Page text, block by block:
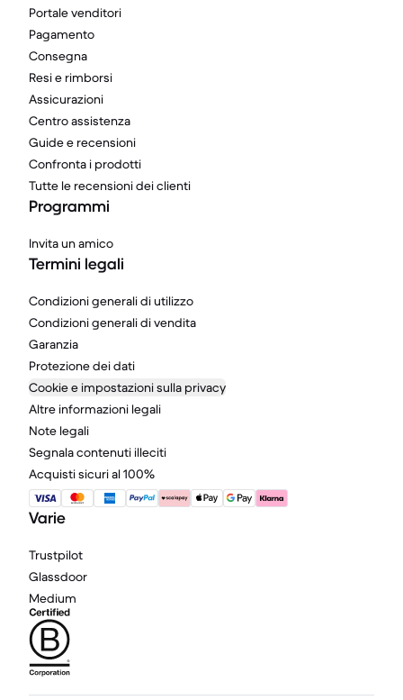
Portale venditori
Pagamento
Consegna
Resi e rimborsi
Assicurazioni
Centro assistenza
Guide e recensioni
Confronta i prodotti
Tutte le recensioni dei clienti
Programmi
Invita un amico
Termini legali
Condizioni generali di utilizzo
Condizioni generali di vendita
Garanzia
Protezione dei dati
Cookie e impostazioni sulla privacy
Altre informazioni legali
Note legali
Segnala contenuti illeciti
Acquisti sicuri al 100%
Varie
Trustpilot
Glassdoor
Medium